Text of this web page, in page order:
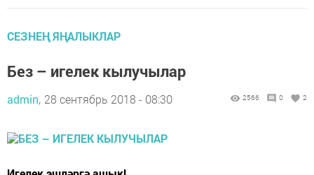
СЕЗНЕҢ ЯҢАЛЫКЛАР
Без – игелек кылучылар
admin, 28 сентябрь 2018 - 08:30 2566 0 2